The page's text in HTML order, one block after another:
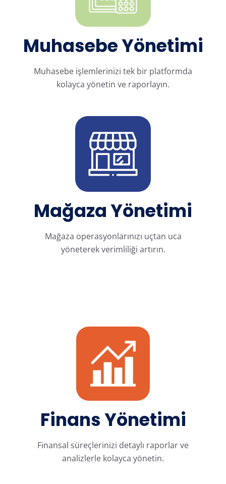
Muhasebe Yönetimi
Muhasebe işlemlerinizi tek bir platformda
kolayca yönetin ve raporlayın.
Mağaza Yönetimi
Mağaza operasyonlarınızı uçtan uca
yöneterek verimliliği artırın.
Finans Yönetimi
Finansal süreçlerinizi detaylı raporlar ve
analizlerle kolayca yönetin.